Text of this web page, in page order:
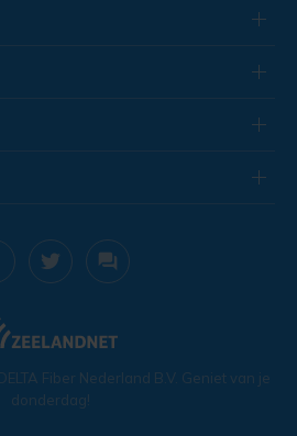
Fiber Nederland B.V. Geniet van je
donderdag!